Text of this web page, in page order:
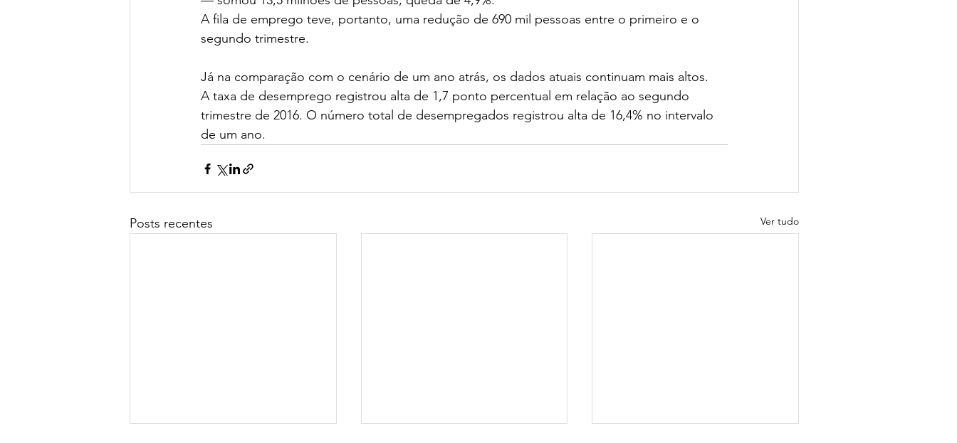
A fila de emprego teve, portanto, uma redução de 690 mil pessoas entre o primeiro e o
segundo trimestre.
Já na comparação com o cenário de um ano atrás, os dados atuais continuam mais altos.
A taxa de desemprego registrou alta de 1,7 ponto percentual em relação ao segundo
trimestre de 2016. O número total de desempregados registrou alta de 16,4% no intervalo
de um ano.
Posts recentes Ver tudo